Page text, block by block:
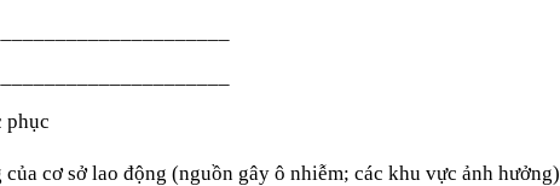
phục
cơ sở lao động (nguồn gây ô nhiễm; các khu vực ảnh hưởng)